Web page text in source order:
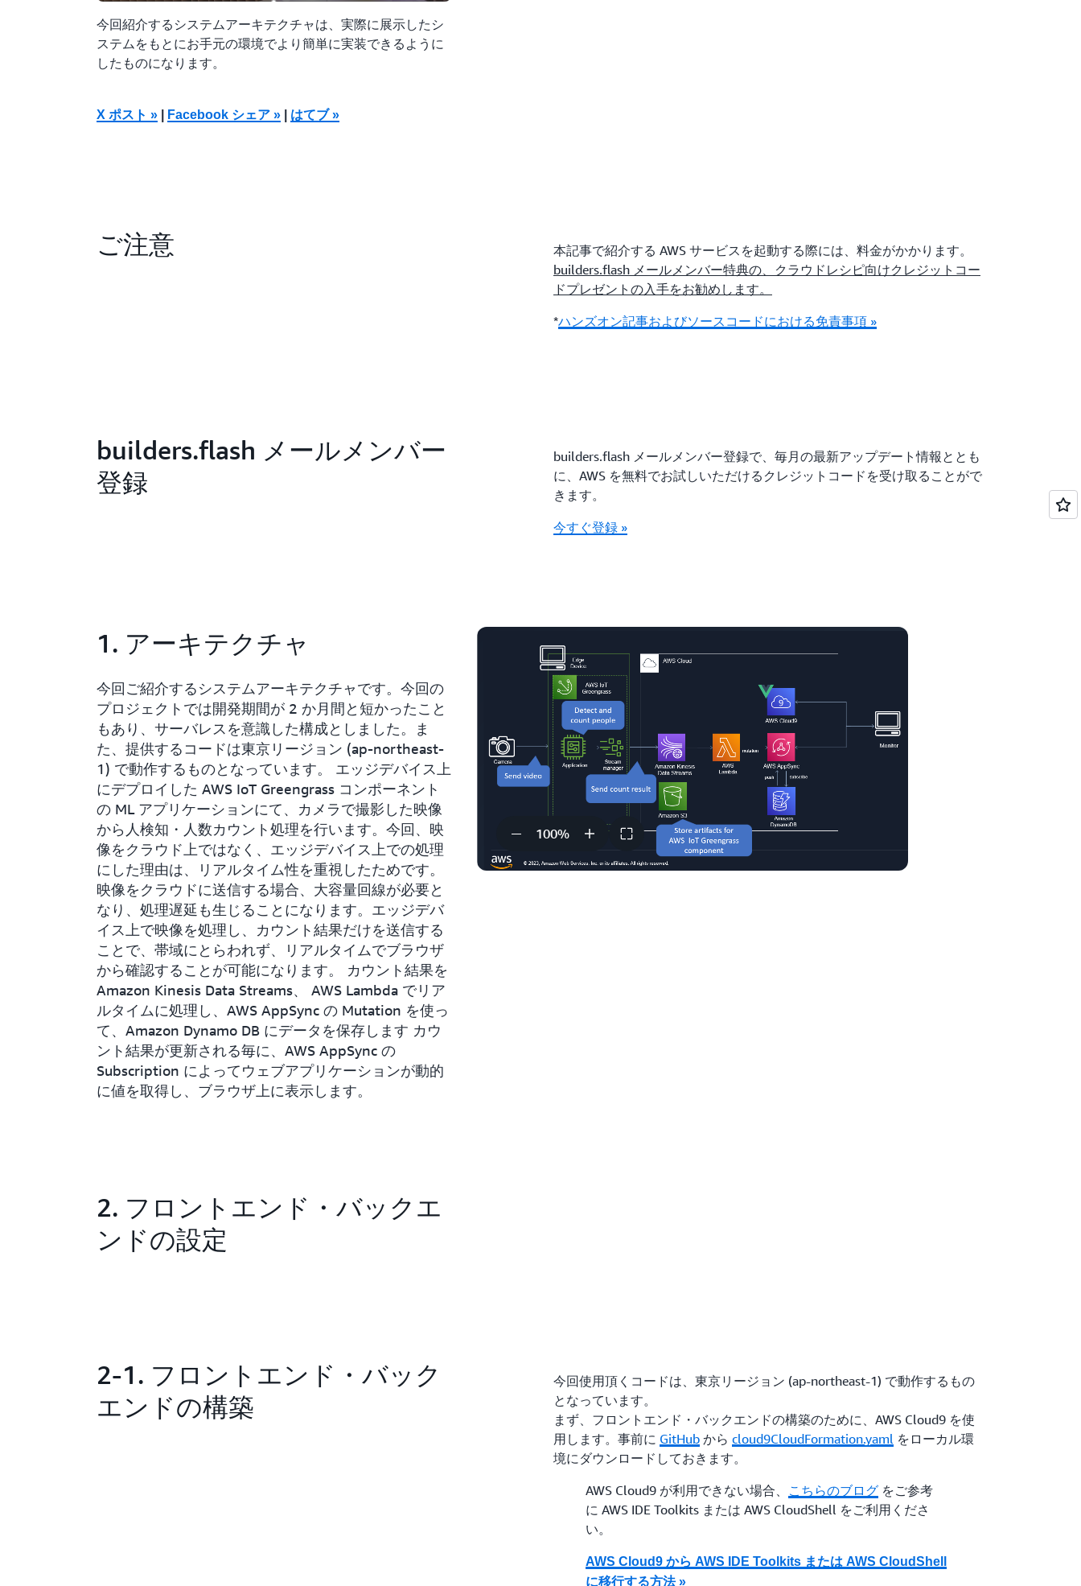
今回紹介するシステムアーキテクチャは、実際に展示したシ
ステムをもとにお手元の環境でより簡単に実装できるように
したものになります。
X ポスト » Facebook シェア » はてブ »
ご注意
本記事で紹介する AWS サービスを起動する際には、料金がかかります。
builders.flash メールメンバー特典の、クラウドレシピ向けクレジットコー
ドプレゼントの入手をお勧めします。
*ハンズオン記事およびソースコードにおける免責事項 »
builders.flash メールメンバー
登録
builders.flash メールメンバー登録で、毎月の最新アップデート情報ととも
に、AWS を無料でお試しいただけるクレジットコードを受け取ることがで
きます。
今すぐ登録 »
1. アーキテクチャ
今回ご紹介するシステムアーキテクチャです。今回の
プロジェクトでは開発期間が 2 か月間と短かったこと
もあり、サーバレスを意識した構成としました。ま
た、提供するコードは東京リージョン (ap-northeast-
1) で動作するものとなっています。 エッジデバイス上
にデプロイした AWS IoT Greengrass コンポーネント
の ML アプリケーションにて、カメラで撮影した映像
から人検知・人数カウント処理を行います。今回、映
像をクラウド上ではなく、エッジデバイス上での処理
にした理由は、リアルタイム性を重視したためです。
映像をクラウドに送信する場合、大容量回線が必要と
なり、処理遅延も生じることになります。エッジデバ
イス上で映像を処理し、カウント結果だけを送信する
ことで、帯域にとらわれず、リアルタイムでブラウザ
から確認することが可能になります。 カウント結果を
Amazon Kinesis Data Streams、 AWS Lambda でリア
ルタイムに処理し、AWS AppSync の Mutation を使っ
て、Amazon Dynamo DB にデータを保存します カウ
ント結果が更新される毎に、AWS AppSync の
Subscription によってウェブアプリケーションが動的
に値を取得し、ブラウザ上に表示します。
100%
2. フロントエンド・バックエ
ンドの設定
2-1. フロントエンド・バック
エンドの構築
今回使用頂くコードは、東京リージョン (ap-northeast-1) で動作するもの
となっています。
まず、フロントエンド・バックエンドの構築のために、AWS Cloud9 を使
用します。事前に GitHub から cloud9CloudFormation.yaml をローカル環
境にダウンロードしておきます。
AWS Cloud9 が利用できない場合、 こちらのブログ をご参考
に AWS IDE Toolkits または AWS CloudShell をご利用くださ
い。
AWS Cloud9 から AWS IDE Toolkits または AWS CloudShell
に移行する方法 »